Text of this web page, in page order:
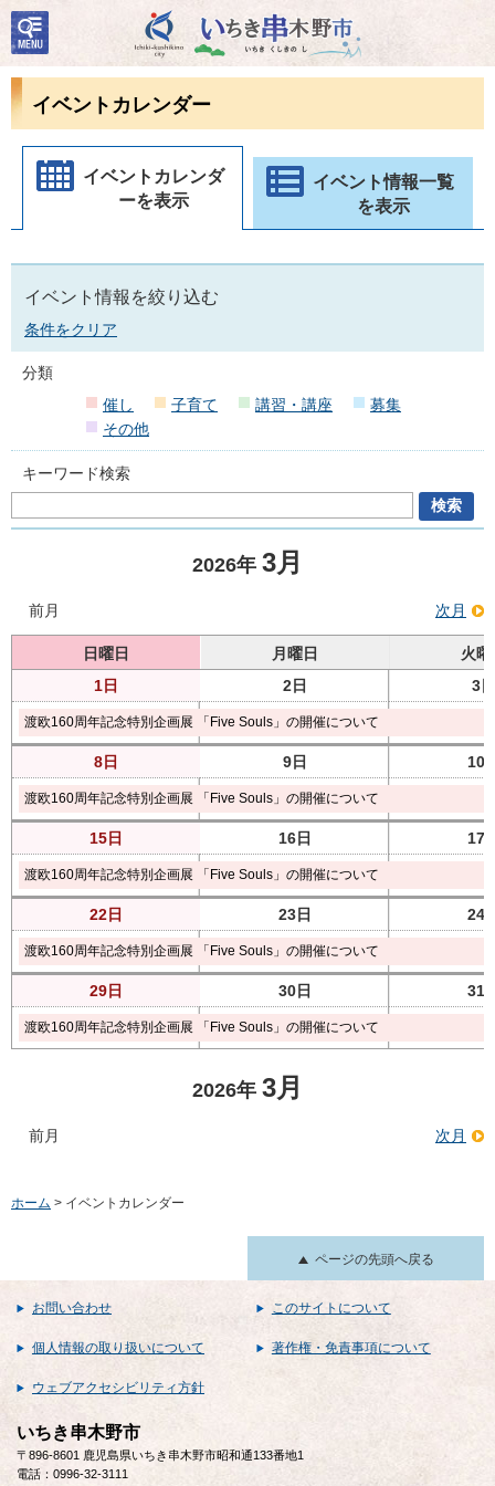
いちき串木野市
検
索・
共通
ューイベントカレンダー
イベントカレンダ
ーを表示
イベント情報一覧
を表示
イベント情報を絞り込む
条件をクリア
分類
催し
子育て 講習・講座
募集
その他
キーワード検索
前月
2026年 3月
次月
日曜日 月曜日
火曜
1日
2日 3日
渡欧160周年記念特別企画展 「Five Souls」の開催について
8日 9日 10
渡欧160周年記念特別企画展 「Five Souls」の開催について
15日 16日 17
渡欧160周年記念特別企画展 「Five Souls」の開催について
22日 23日 24
渡欧160周年記念特別企画展 「Five Souls」の開催について
29日 30日 31
渡欧160周年記念特別企画展 「Five Souls」の開催について
前月
2026年 3月
次月
ホーム > イベントカレンダー
ページの先頭へ戻る
お問い合わせ このサイトについて
個人情報の取り扱いについて 著作権・免責事項について
ウェブアクセシビリティ方針
いちき串木野市
〒896-8601 鹿児島県いちき串木野市昭和通133番地1
電話：0996-32-3111